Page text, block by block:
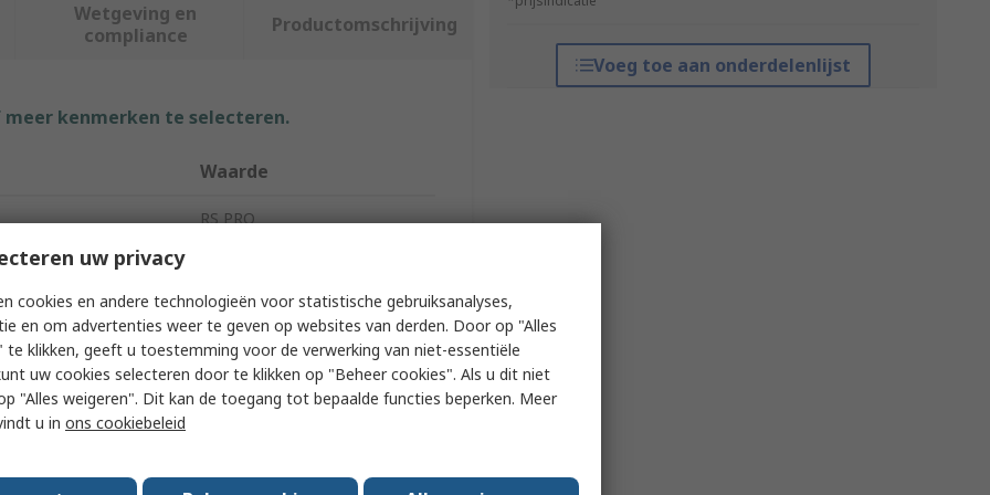
Voeg toe aan onderdelenlijst
Wetgeving en
compliance
Productomschrijving
kenmerken te selecteren.
Waarde
RS PRO
Safety Tester
5000V
0.050kV
32A
uw privacy
cookies en andere technologieën voor statistische gebruiksanalyses,
en om advertenties weer te geven op websites van derden. Door op "Alles
te klikken, geeft u toestemming voor de verwerking van niet-essentiële
uw cookies selecteren door te klikken op "Beheer cookies". Als u dit niet
"Alles weigeren". Dit kan de toegang tot bepaalde functies beperken. Meer
u in ons cookiebeleid